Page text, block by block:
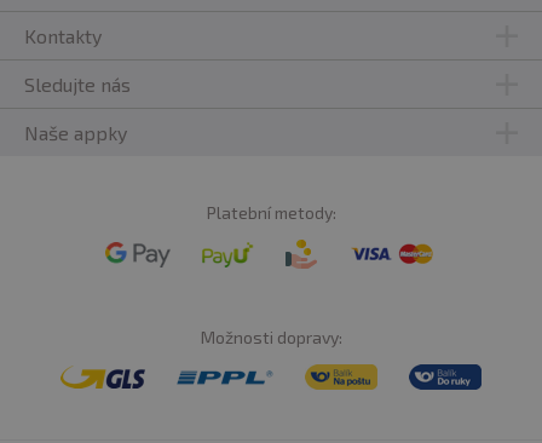
Kontakty
Sledujte nás
Naše appky
Platební metody:
Možnosti dopravy: